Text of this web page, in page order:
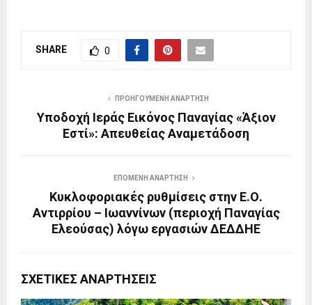
SHARE 0
ΠΡΟΗΓΟΎΜΕΝΗ ΑΝΆΡΤΗΣΗ
Υποδοχή Ιεράς Εικόνος Παναγίας «Άξιον
Εστί»: Απευθείας Αναμετάδοση
ΕΠΌΜΕΝΗ ΑΝΆΡΤΗΣΗ
Κυκλοφοριακές ρυθμίσεις στην Ε.Ο.
Αντιρρίου – Ιωαννίνων (περιοχή Παναγίας
Ελεούσας) λόγω εργασιών ΔΕΔΔΗΕ
ΣΧΕΤΙΚΈΣ ΑΝΑΡΤΉΣΕΙΣ